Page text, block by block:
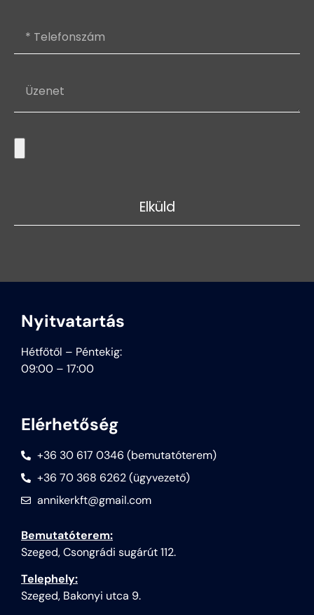
Elküld
Nyitvatartás
Hétfőtől – Péntekig:
09:00 – 17:00
Elérhetőség
+36 30 617 0346 (bemutatóterem)
+36 70 368 6262 (ügyvezető)
annikerkft@gmail.com
Bemutatóterem:
Szeged, Csongrádi sugárút 112.
Telephely:
Szeged, Bakonyi utca 9.